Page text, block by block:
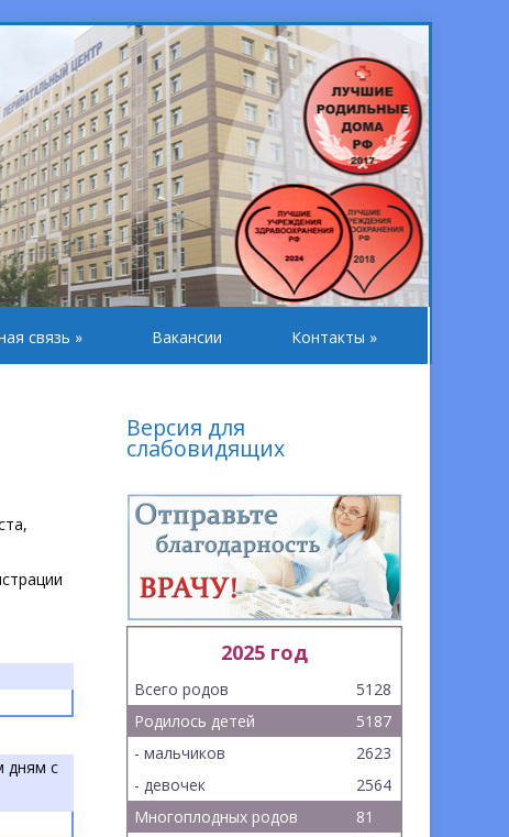
связь » Вакансии Контакты »
дням с
Версия для
слабовидящих
2025 год
Всего родов
5128
Родилось детей
5187
- мальчиков
2623
- девочек
2564
Многоплодных родов
81